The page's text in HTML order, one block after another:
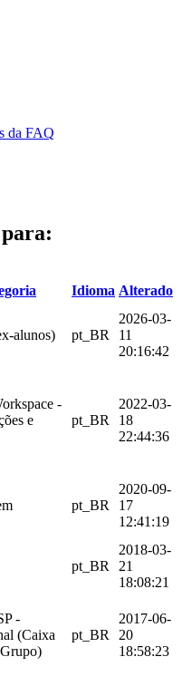
da FAQ
Idioma Alterado
alunos) pt_BR
2026-03-
11
20:16:42
-
e
pt_BR
2022-03-
18
22:44:36
pt_BR
2020-09-
17
12:41:19
pt_BR
2018-03-
21
18:08:21
-
(Caixa
pt_BR
2017-06-
20
18:58:23